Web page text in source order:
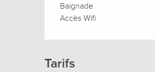
Baignade
Accès Wifi
Tarifs